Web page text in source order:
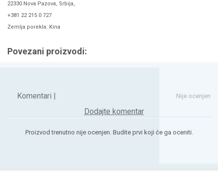
22330 Nova Pazova, Srbija,
+381 22 215 0 727
Zemlja porekla: Kina
Povezani proizvodi:
Nije ocenjen
Komentari |
Dodajte komentar
Proizvod trenutno nije ocenjen. Budite prvi koji će ga oceniti.